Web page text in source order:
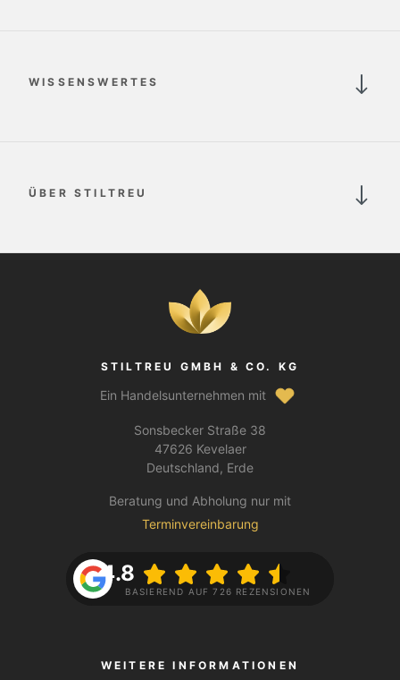
WISSENSWERTES
ÜBER STILTREU
STILTREU GMBH & CO. KG
Ein Handelsunternehmen mit
Sonsbecker Straße 38
47626 Kevelaer
Deutschland, Erde
Beratung und Abholung nur mit
Terminvereinbarung
4.8
BASIEREND AUF 726 REZENSIONEN
WEITERE INFORMATIONEN